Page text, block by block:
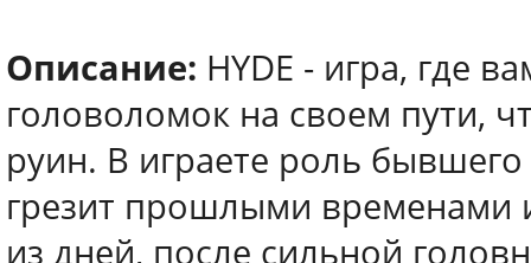
Описание: HYDE - игра, где
головоломок на своем пути,
руин. В играете роль
грезит прошлыми временами
из дней, после сильной